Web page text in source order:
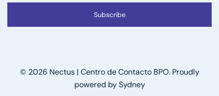
Subscribe
© 2026 Nectus | Centro de Contacto BPO. Proudly
powered bySydney